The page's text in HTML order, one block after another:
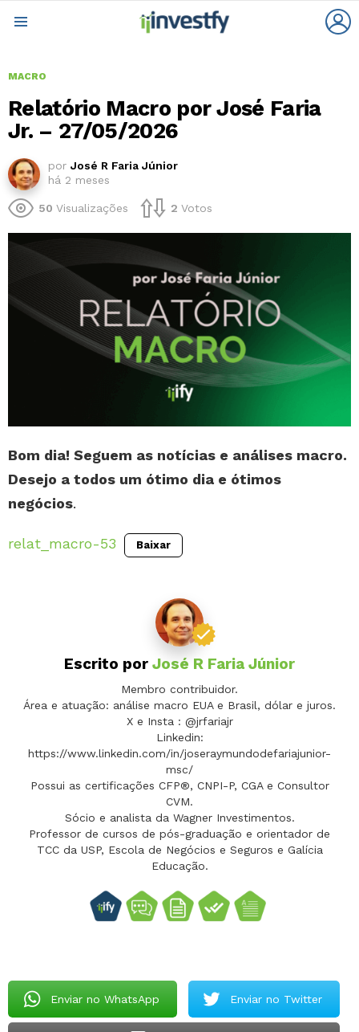
MACRO
Relatório Macro por José Faria
Jr. – 27/05/2026
por José R Faria Júnior
há 2 meses
50 Visualizações 2 Votos
Bom dia! Seguem as notícias e análises macro.
Desejo a todos um ótimo dia e ótimos
negócios.
relat_macro-53 Baixar
Escrito por José R Faria Júnior
Membro contribuidor.
Área e atuação: análise macro EUA e Brasil, dólar e juros.
X e Insta : @jrfariajr
Linkedin:
https://www.linkedin.com/in/joseraymundodefariajunior-
msc/
Possui as certificações CFP®, CNPI-P, CGA e Consultor
CVM.
Sócio e analista da Wagner Investimentos.
Professor de cursos de pós-graduação e orientador de
TCC da USP, Escola de Negócios e Seguros e Galícia
Educação.
Enviar no WhatsApp Enviar no Twitter